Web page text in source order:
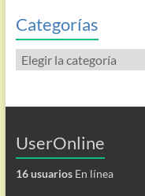
Categorías
Categorías
UserOnline
16 usuariosEn línea